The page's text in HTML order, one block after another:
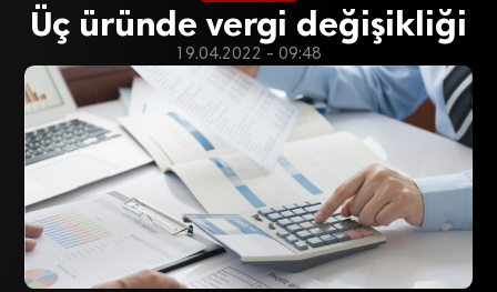
Üç üründe vergi değişikliği
19.04.2022 - 09:48